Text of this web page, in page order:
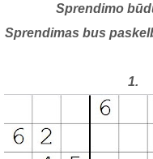
Sprendimo
Sprendimas bus
1.